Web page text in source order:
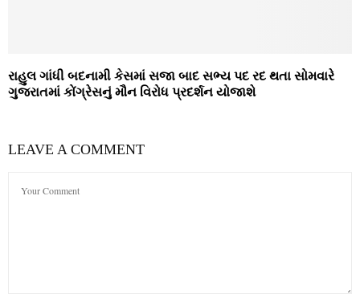
રાહુલ ગાંધી બદનામી કેસમાં સજા બાદ સભ્ય પદ રદ થતા સોમવારે
ગુજરાતમાં કોંગ્રેસનું મૌન વિરોધ પ્રદર્શન યોજાશે
LEAVE A COMMENT